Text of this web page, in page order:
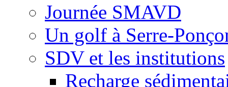
Journée SMAVD
Un golf à Serre-
SDV et les institutions
Recharge